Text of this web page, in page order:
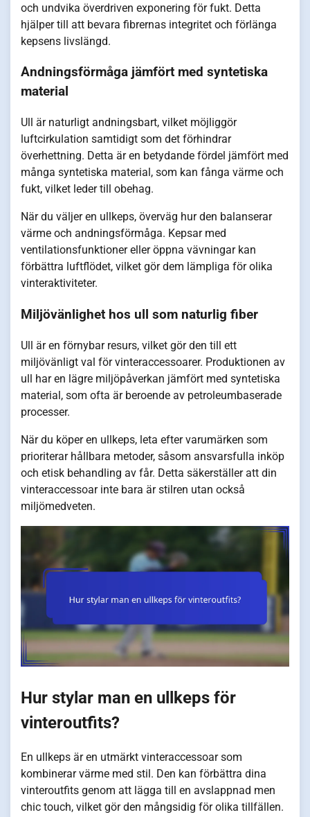
och undvika överdriven exponering för fukt. Detta
hjälper till att bevara fibrernas integritet och förlänga
kepsens livslängd.
Andningsförmåga jämfört med syntetiska
material
Ull är naturligt andningsbart, vilket möjliggör
luftcirkulation samtidigt som det förhindrar
överhettning. Detta är en betydande fördel jämfört med
många syntetiska material, som kan fånga värme och
fukt, vilket leder till obehag.
När du väljer en ullkeps, överväg hur den balanserar
värme och andningsförmåga. Kepsar med
ventilationsfunktioner eller öppna vävningar kan
förbättra luftflödet, vilket gör dem lämpliga för olika
vinteraktiviteter.
Miljövänlighet hos ull som naturlig fiber
Ull är en förnybar resurs, vilket gör den till ett
miljövänligt val för vinteraccessoarer. Produktionen av
ull har en lägre miljöpåverkan jämfört med syntetiska
material, som ofta är beroende av petroleumbaserade
processer.
När du köper en ullkeps, leta efter varumärken som
prioriterar hållbara metoder, såsom ansvarsfulla inköp
och etisk behandling av får. Detta säkerställer att din
vinteraccessoar inte bara är stilren utan också
miljömedveten.
Hur stylar man en ullkeps för
vinteroutfits?
En ullkeps är en utmärkt vinteraccessoar som
kombinerar värme med stil. Den kan förbättra dina
vinteroutfits genom att lägga till en avslappnad men
chic touch, vilket gör den mångsidig för olika tillfällen.